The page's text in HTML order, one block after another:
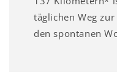
täglichen Weg
den spontanen